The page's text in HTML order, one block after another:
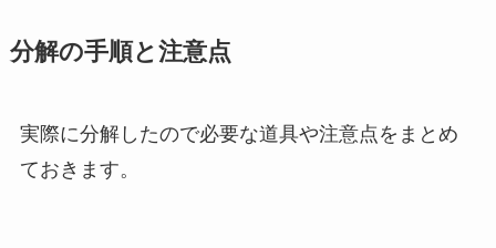
分解の手順と注意点
実際に分解したので必要な道具や注意点をまとめ
ておきます。